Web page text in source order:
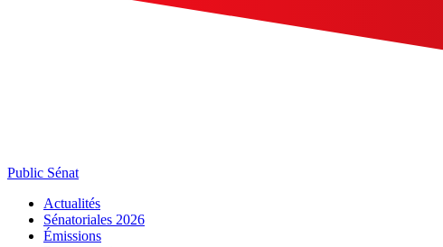
Public Sénat
Actualités
Sénatoriales 2026
Émissions